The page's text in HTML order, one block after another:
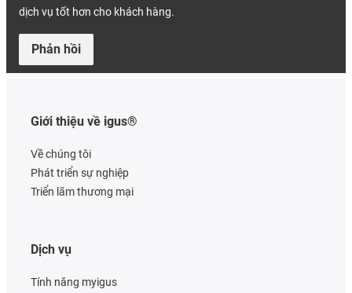
dịch vụ tốt hơn cho khách hàng.
Phản hồi
Giới thiệu về igus®
Về chúng tôi
Phát triển sự nghiệp
Triển lãm thương mại
Dịch vụ
Tính năng myigus